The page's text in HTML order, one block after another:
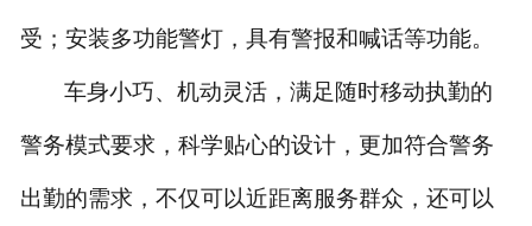
受；安装多功能警灯，具有警报和喊话等功能。
车身小巧、机动灵活，满足随时移动执勤的
警务模式要求，科学贴心的设计，更加符合警务
出勤的需求，不仅可以近距离服务群众，还可以